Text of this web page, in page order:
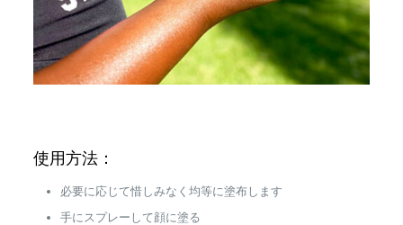
使用方法：
必要に応じて惜しみなく均等に塗布します
手にスプレーして顔に塗る